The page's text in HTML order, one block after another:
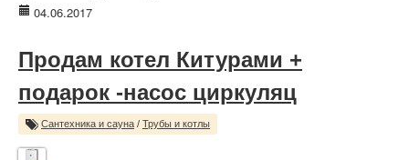
04.06.2017
Продам котел Китурами +
подарок -насос циркуляц
Сантехника и сауна / Трубы и котлы